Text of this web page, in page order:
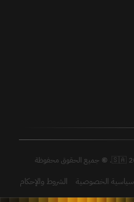
© جميع الحقوق محفوظة
سياسية الخصوصية الشروط والإحكام